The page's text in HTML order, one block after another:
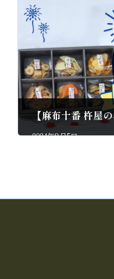
2024年8月5日